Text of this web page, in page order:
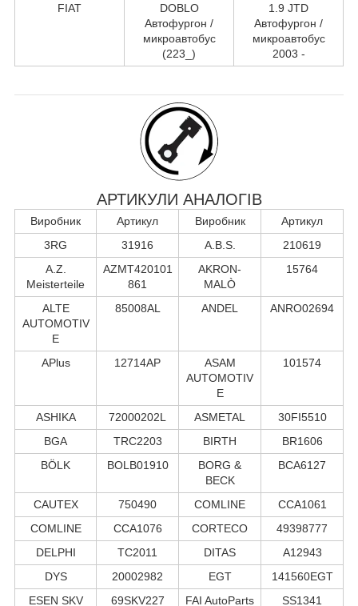
FIAT
DOBLO
Автофургон /
микроавтобус
(223_)
1.9 JTD
Автофургон /
микроавтобус
2003 -
АРТИКУЛИ АНАЛОГІВ
Виробник Артикул Виробник
Артикул
3RG
31916 A.B.S.
210619
A.Z.
Meisterteile
AZMT420101
861
AKRON-
MALÒ
15764
ALTE
AUTOMOTIV
E
85008AL ANDEL ANRO02694
APlus 12714AP
ASAM
AUTOMOTIV
E
101574
ASHIKA 72000202L ASMETAL
30FI5510
BGA
TRC2203 BIRTH
BR1606
BÖLK
BOLB01910
BORG &
BECK
BCA6127
CAUTEX 750490 COMLINE
CCA1061
COMLINE
CCA1076 CORTECO
49398777
DELPHI
TC2011 DITAS
A12943
DYS
20002982 EGT
141560EGT
ESEN SKV
69SKV227 FAI AutoParts SS1341